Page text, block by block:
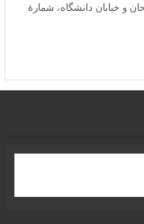
و خیابان دانشگاه، شمارۀ